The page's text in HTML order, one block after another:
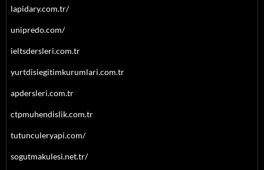
lapidary.com.tr/
unipredo.com/
ieltsdersleri.com.tr
yurtdisiegitimkurumlari.com.tr
apdersleri.com.tr
ctpmuhendislik.com.tr
tutunculeryapi.com/
sogutmakulesi.net.tr/